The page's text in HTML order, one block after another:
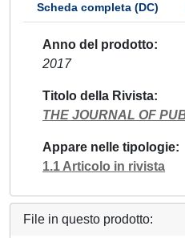
Scheda completa (DC)
Anno del prodotto
2017
Titolo della Rivista
THE JOURNAL OF
Appare nelle tipologie
1.1 Articolo in rivista
File in questo prodotto: